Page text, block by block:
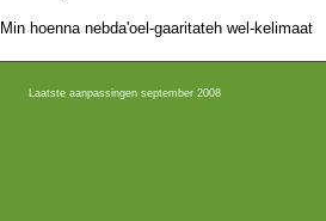
Min hoenna nebda'oel-gaaritateh wel-kelimaat
Laatste aanpassingen september 2008